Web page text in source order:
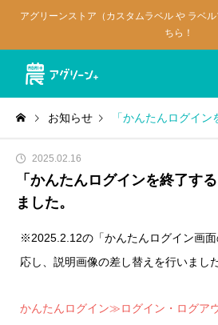
アグリーンストア（カスタムラベル や ラベ
ちら！
お知らせ 「かんたんログイ
2025.02.16
「かんたんログインを終了す
ました。
※2025.2.12の「かんたんログイン画
応し、説明画像の差し替えを行いました
かんたんログイン≫ログイン・ログア